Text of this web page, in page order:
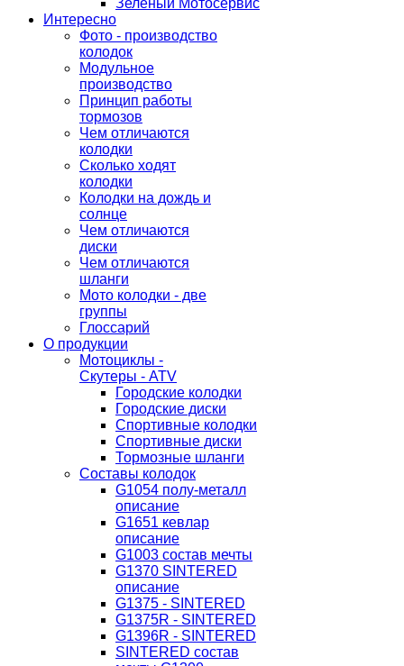
Интересно
Фото - производство
колодок
Модульное
производство
Принцип работы
тормозов
Чем отличаются
колодки
Сколько ходят
колодки
Колодки на дождь и
солнце
Чем отличаются
диски
Чем отличаются
шланги
Мото колодки - две
группы
Глоссарий
О продукции
Мотоциклы -
Скутеры - ATV
Городские колодки
Городские диски
Спортивные колодки
Спортивные диски
Тормозные шланги
Составы колодок
G1054 полу-металл
описание
G1651 кевлар
описание
G1003 состав мечты
G1370 SINTERED
описание
G1375 - SINTERED
G1375R - SINTERED
G1396R - SINTERED
SINTERED состав